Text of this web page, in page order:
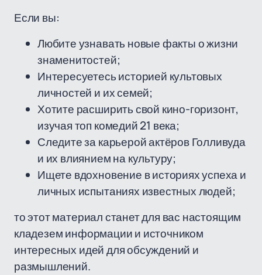
Если вы:
Любите узнавать новые факты о жизни
знаменитостей;
Интересуетесь историей культовых
личностей и их семей;
Хотите расширить свой кино-горизонт,
изучая топ комедий 21 века;
Следите за карьерой актёров Голливуда
и их влиянием на культуру;
Ищете вдохновение в историях успеха и
личных испытаниях известных людей;
то этот материал станет для вас настоящим
кладезем информации и источником
интересных идей для обсуждений и
размышлений.